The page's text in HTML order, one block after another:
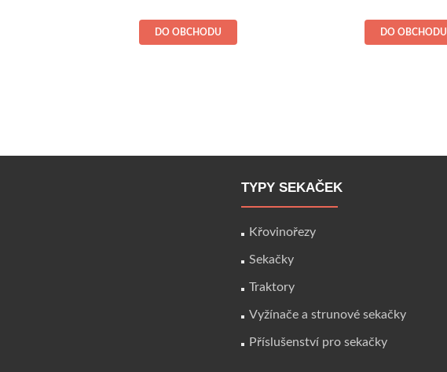
DO OBCHODU DO OBCHODU
TYPY SEKAČEK
Křovinořezy
Sekačky
Traktory
Vyžínače a strunové sekačky
Příslušenství pro sekačky